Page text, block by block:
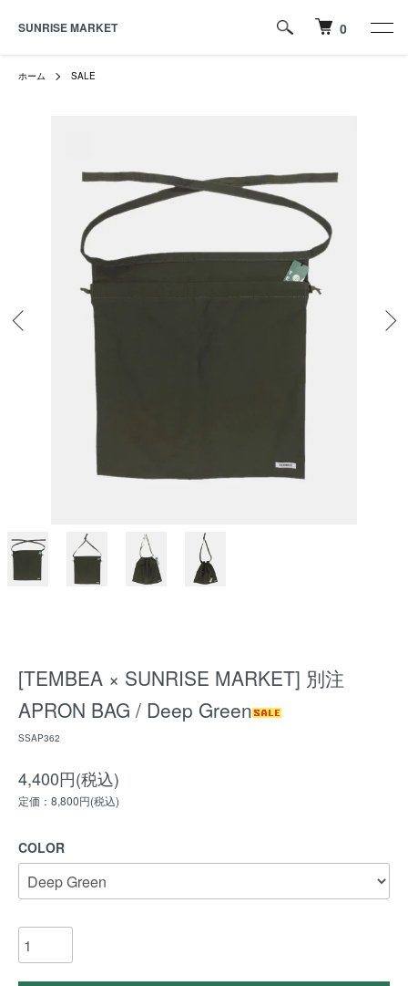
SUNRISE MARKET 0
ホーム SALE
[TEMBEA × SUNRISE MARKET] 別注
APRON BAG / Deep Green
SSAP362
4,400円(税込)
定価：8,800円(税込)
COLOR